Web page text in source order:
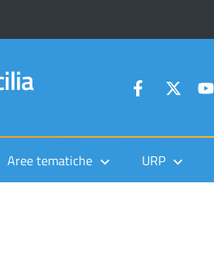
Aree tematiche URP